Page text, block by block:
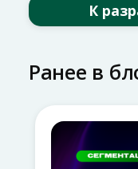
К
Ранее в